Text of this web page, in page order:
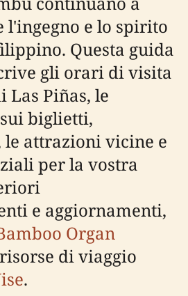
l'ingegno e lo spirito
Questa guida
gli orari di visita
Las Piñas, le
biglietti,
attrazioni vicine e
per la vostra
e aggiornamenti,
Organ
di viaggio
.